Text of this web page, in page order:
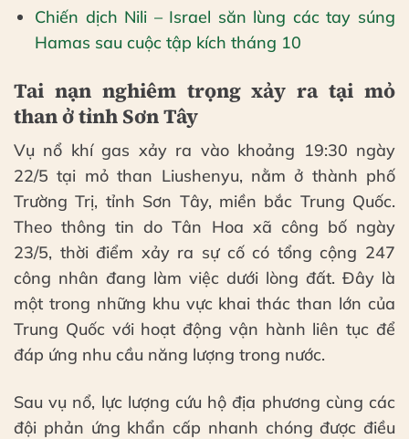
Chiến dịch Nili – Israel săn lùng các tay súng
Hamas sau cuộc tập kích tháng 10
Tai nạn nghiêm trọng xảy ra tại mỏ
than ở tỉnh Sơn Tây
Vụ nổ khí gas xảy ra vào khoảng 19:30 ngày
22/5 tại mỏ than Liushenyu, nằm ở thành phố
Trường Trị, tỉnh Sơn Tây, miền bắc Trung Quốc.
Theo thông tin do Tân Hoa xã công bố ngày
23/5, thời điểm xảy ra sự cố có tổng cộng 247
công nhân đang làm việc dưới lòng đất. Đây là
một trong những khu vực khai thác than lớn của
Trung Quốc với hoạt động vận hành liên tục để
đáp ứng nhu cầu năng lượng trong nước.
Sau vụ nổ, lực lượng cứu hộ địa phương cùng các
đội phản ứng khẩn cấp nhanh chóng được điều